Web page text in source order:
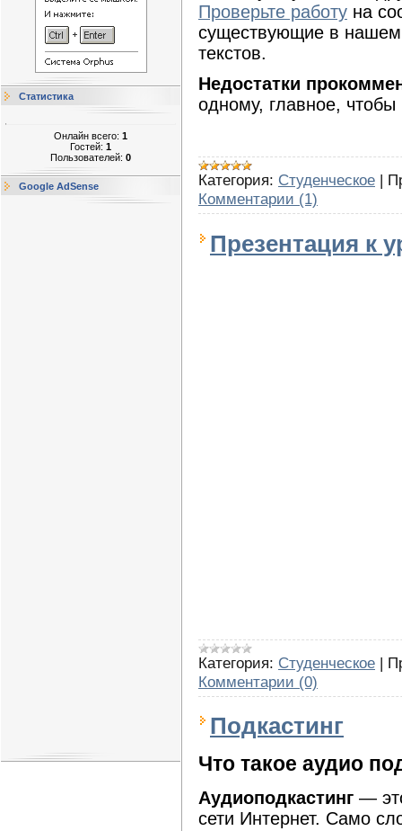
Статистика
Онлайн всего: 1
Гостей: 1
Пользователей: 0
Google AdSense
Проверьте работу на
существующие в
текстов.
Недостатки
одному, главное,
Категория: Студенческое |
Комментарии (1)
Презентация к
Категория: Студенческое |
Комментарии (0)
Подкастинг
Что такое аудио
Аудиоподкастинг —
сети Интернет. Само